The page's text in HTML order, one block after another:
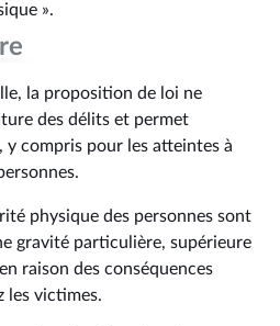
».
la proposition de loi ne
des délits et permet
y compris pour les atteintes à
physique des personnes sont
gravité particulière, supérieure
raison des conséquences
les victimes.